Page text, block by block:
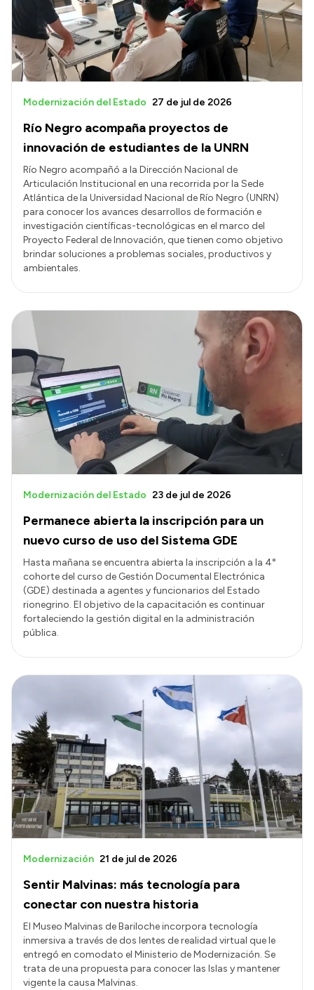
Río Negro acompaña proyectos de
innovación de estudiantes de la UNRN
Modernización del Estado 27 de jul de 2026
Río Negro acompañó a la Dirección Nacional de
Articulación Institucional en una recorrida por la Sede
Atlántica de la Universidad Nacional de Río Negro (UNRN)
para conocer los avances desarrollos de formación e
investigación científicas-tecnológicas en el marco del
Proyecto Federal de Innovación, que tienen como objetivo
brindar soluciones a problemas sociales, productivos y
ambientales.
Permanece abierta la inscripción para un
nuevo curso de uso del Sistema GDE
Modernización del Estado 23 de jul de 2026
Hasta mañana se encuentra abierta la inscripción a la 4°
cohorte del curso de Gestión Documental Electrónica
(GDE) destinada a agentes y funcionarios del Estado
rionegrino. El objetivo de la capacitación es continuar
fortaleciendo la gestión digital en la administración
pública.
Sentir Malvinas: más tecnología para
conectar con nuestra historia
Modernización 21 de jul de 2026
El Museo Malvinas de Bariloche incorpora tecnología
inmersiva a través de dos lentes de realidad virtual que le
entregó en comodato el Ministerio de Modernización. Se
trata de una propuesta para conocer las Islas y mantener
vigente la causa Malvinas.